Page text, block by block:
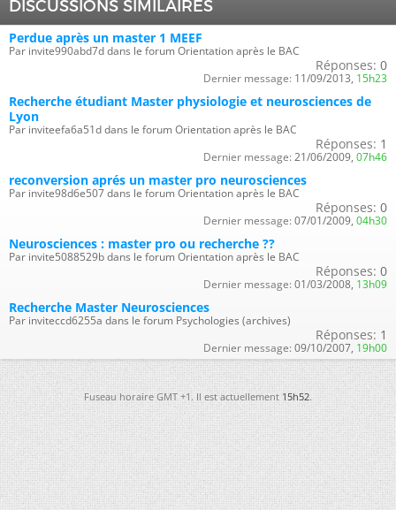
DISCUSSIONS SIMILAIRES
Perdue après un master 1 MEEF
Par invite990abd7d dans le forum Orientation après le BAC
Réponses: 0
Dernier message: 11/09/2013, 15h23
Recherche étudiant Master physiologie et neurosciences de
Lyon
Par inviteefa6a51d dans le forum Orientation après le BAC
Réponses: 1
Dernier message: 21/06/2009, 07h46
reconversion aprés un master pro neurosciences
Par invite98d6e507 dans le forum Orientation après le BAC
Réponses: 0
Dernier message: 07/01/2009, 04h30
Neurosciences : master pro ou recherche ??
Par invite5088529b dans le forum Orientation après le BAC
Réponses: 0
Dernier message: 01/03/2008, 13h09
Recherche Master Neurosciences
Par inviteccd6255a dans le forum Psychologies (archives)
Réponses: 1
Dernier message: 09/10/2007, 19h00
Fuseau horaire GMT +1. Il est actuellement15h52.